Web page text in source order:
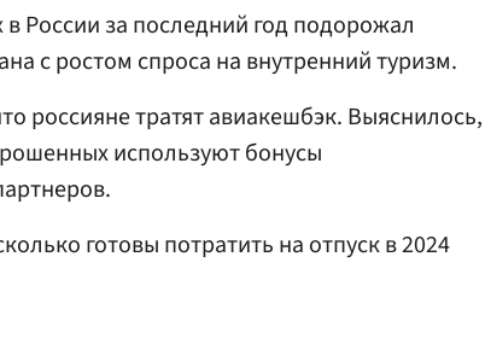
в России за последний год подорожал
с ростом спроса на внутренний туризм.
россияне тратят авиакешбэк. Выяснилось,
используют бонусы
готовы потратить на отпуск в 2024